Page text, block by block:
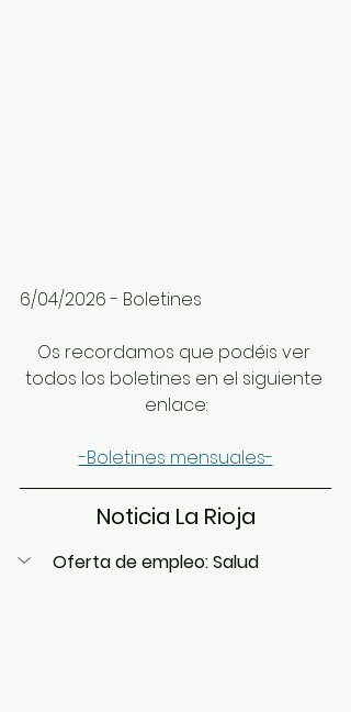
6/04/2026 - Boletines
Os recordamos que podéis ver
todos los boletines en el siguiente
enlace:
-Boletines mensuales-
Noticia La Rioja
Oferta de empleo: Salud